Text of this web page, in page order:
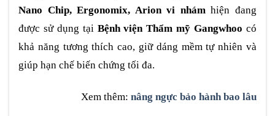
Nano Chip, Ergonomix, Arion vi nhámhiện đang
được sử dụng tại Bệnh viện Thẩm mỹ Gangwhoo có
khả năng tương thích cao, giữ dáng mềm tự nhiên và
giúp hạn chế biến chứng tối đa.
Xem thêm: nâng ngực bảo hành bao lâu